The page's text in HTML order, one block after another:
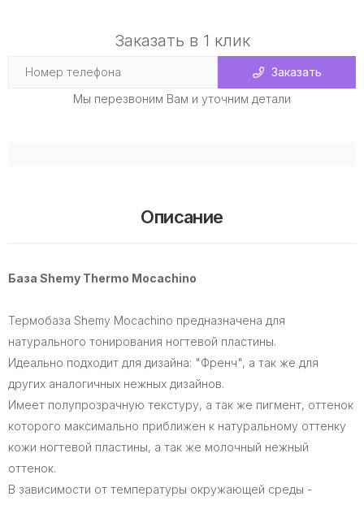
Заказать в 1 клик
Заказать
Мы перезвоним Вам и уточним детали
Описание
База Shemy Thermo Mocachino
Термобаза Shemy Mocachino предназначена для
натурального тонирования ногтевой пластины.
Идеально подходит для дизайна: "Френч", а так же для
других аналогичных нежных дизайнов.
Имеет полупрозрачную текстуру, а так же пигмент, оттенок
которого максимально приближен к натуральному оттенку
кожи ногтевой пластины, а так же молочный нежный
оттенок.
В зависимости от температуры окружающей среды -